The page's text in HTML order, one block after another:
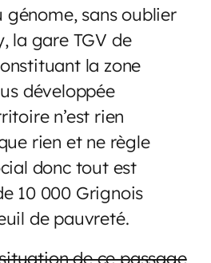
génome, sans oublier
la gare TGV de
la zone
développée
n’est rien
rien et ne règle
donc tout est
10 000 Grignois
de pauvreté.
de ce passage